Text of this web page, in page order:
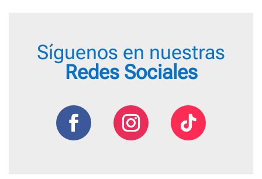
Síguenos en nuestras
Redes Sociales